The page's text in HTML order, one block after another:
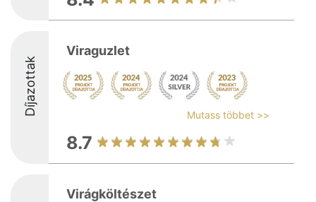
Díjazottak
Viraguzlet
Mutass többet >>
8.7
Virágköltészet